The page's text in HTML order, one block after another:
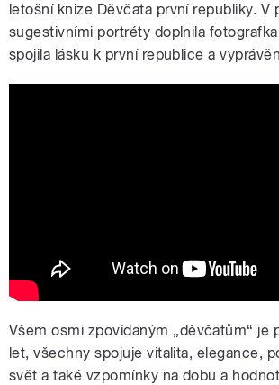
letošní knize Děvčata první republiky. V
sugestivními portréty doplnila
spojila lásku k první republice a
Všem osmi zpovídaným „děvčatům“ je
let, všechny spojuje vitalita, elegance,
svět a také vzpomínky na dobu a